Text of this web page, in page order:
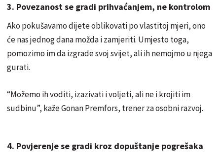
3. Povezanost se gradi prihvaćanjem, ne kontrolom
Ako pokušavamo dijete oblikovati po vlastitoj mjeri, ono
će nas jednog dana možda i zamjeriti. Umjesto toga,
pomozimo im da izgrade svoj svijet, ali ih nemojmo u njega
gurati.
“Možemo ih voditi, izazivati i voljeti, ali ne i krojiti im
sudbinu”, kaže Gonan Premfors, trener za osobni razvoj.
4. Povjerenje se gradi kroz dopuštanje pogrešaka